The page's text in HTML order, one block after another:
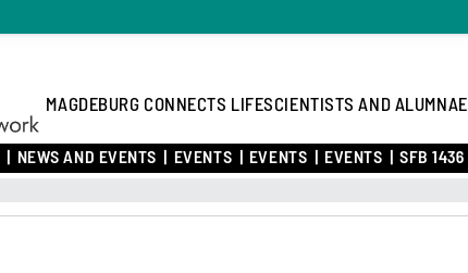
MAGDEBURG CONNECTS LIFESCIENTISTS AND ALUMNAE
NEWS AND EVENTS EVENTS EVENTS EVENTS SFB 1436